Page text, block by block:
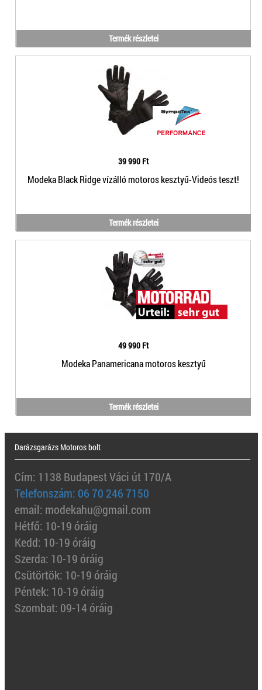
Termék részletei
39 990 Ft
Modeka Black Ridge vízálló motoros kesztyű-Videós teszt!
Termék részletei
49 990 Ft
Modeka Panamericana motoros kesztyű
Termék részletei
Darázsgarázs Motoros bolt
Cím: 1138 Budapest Váci út 170/A
Telefonszám: 06 70 246 7150
email: modekahu@gmail.com
Hétfő: 10-19 óráig
Kedd: 10-19 óráig
Szerda: 10-19 óráig
Csütörtök: 10-19 óráig
Péntek: 10-19 óráig
Szombat: 09-14 óráig